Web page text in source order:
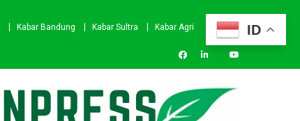
Kabar Bandung Kabar Sultra
Kabar Agri
ID